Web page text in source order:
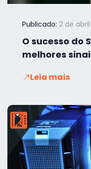
Publicado: 2 de
O sucesso do
melhores
Leia mais